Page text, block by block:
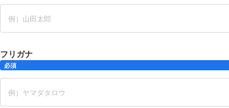
フリガナ
必須